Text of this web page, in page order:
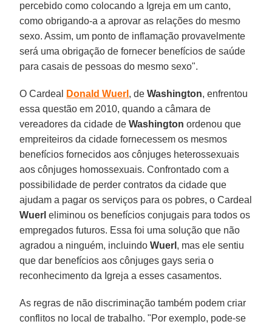
percebido como colocando a Igreja em um canto,
como obrigando-a a aprovar as relações do mesmo
sexo. Assim, um ponto de inflamação provavelmente
será uma obrigação de fornecer benefícios de saúde
para casais de pessoas do mesmo sexo".
O Cardeal Donald Wuerl , deWashington, enfrentou
essa questão em 2010, quando a câmara de
vereadores da cidade deWashington ordenou que
empreiteiros da cidade fornecessem os mesmos
benefícios fornecidos aos cônjuges heterossexuais
aos cônjuges homossexuais. Confrontado com a
possibilidade de perder contratos da cidade que
ajudam a pagar os serviços para os pobres, o Cardeal
Wuerl eliminou os benefícios conjugais para todos os
empregados futuros. Essa foi uma solução que não
agradou a ninguém, incluindoWuerl , mas ele sentiu
que dar benefícios aos cônjuges gays seria o
reconhecimento da Igreja a esses casamentos.
As regras de não discriminação também podem criar
conflitos no local de trabalho. "Por exemplo, pode-se